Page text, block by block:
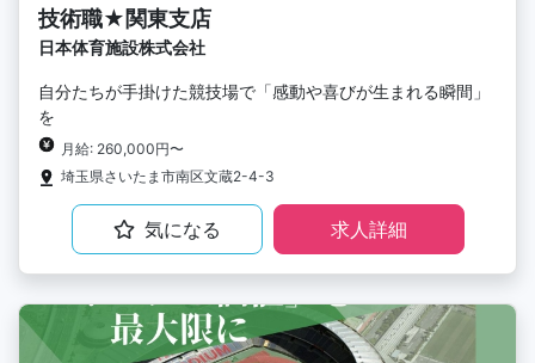
技術職★関東支店
日本体育施設株式会社
自分たちが手掛けた競技場で「感動や喜びが生まれる瞬間」
を
月給: 260,000円〜
埼玉県さいたま市南区文蔵2-4-3
気になる 求人詳細